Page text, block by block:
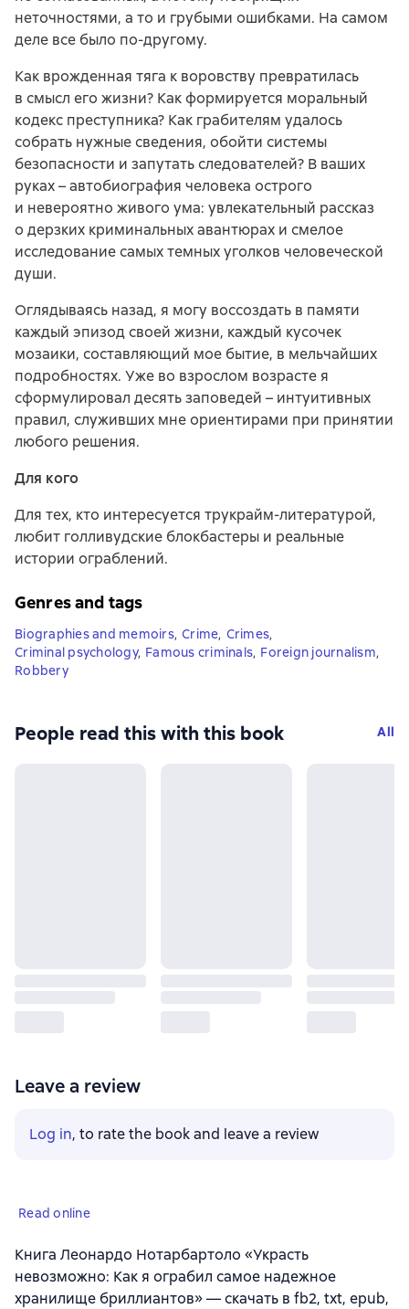
неточностями, а то и грубыми ошибками. На самом
деле все было по-другому.
Как врожденная тяга к воровству превратилась
в смысл его жизни? Как формируется моральный
кодекс преступника? Как грабителям удалось
собрать нужные сведения, обойти системы
безопасности и запутать следователей? В ваших
руках – автобиография человека острого
и невероятно живого ума: увлекательный рассказ
о дерзких криминальных авантюрах и смелое
исследование самых темных уголков человеческой
души.
Оглядываясь назад, я могу воссоздать в памяти
каждый эпизод своей жизни, каждый кусочек
мозаики, составляющий мое бытие, в мельчайших
подробностях. Уже во взрослом возрасте я
сформулировал десять заповедей – интуитивных
правил, служивших мне ориентирами при принятии
любого решения.
Для кого
Для тех, кто интересуется трукрайм-литературой,
любит голливудские блокбастеры и реальные
истории ограблений.
Genres and tags
Biographies and memoirs, Crime, Crimes,
Criminal psychology, Famous criminals, Foreign journalism,
Robbery
People read this with this book All
Leave a review
Log in, to rate the book and leave a review
Read online
Книга Леонардо Нотарбартоло «Украсть
невозможно: Как я ограбил самое надежное
хранилище бриллиантов» — скачать в fb2, txt, epub,